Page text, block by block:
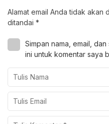
Alamat email Anda tidak akan
ditandai *
Simpan nama, email,
ini untuk komentar saya